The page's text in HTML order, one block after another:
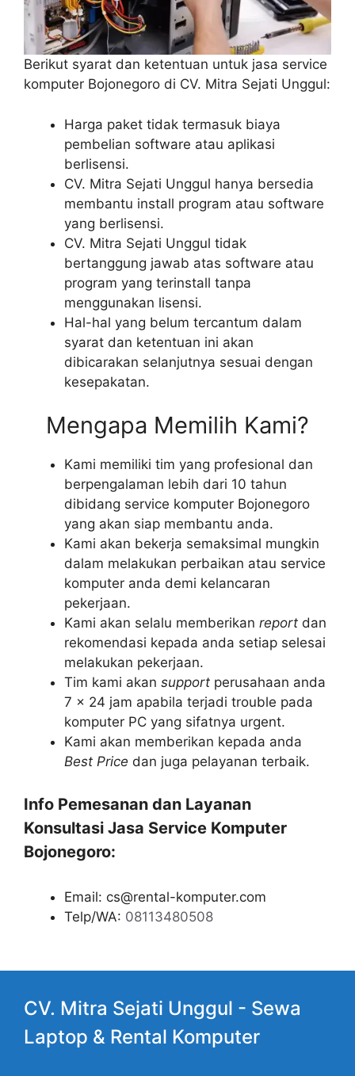
Berikut syarat dan ketentuan untuk jasa service
komputer Bojonegoro di CV. Mitra Sejati Unggul:
Harga paket tidak termasuk biaya
pembelian software atau aplikasi
berlisensi.
CV. Mitra Sejati Unggul hanya bersedia
membantu install program atau software
yang berlisensi.
CV. Mitra Sejati Unggul tidak
bertanggung jawab atas software atau
program yang terinstall tanpa
menggunakan lisensi.
Hal-hal yang belum tercantum dalam
syarat dan ketentuan ini akan
dibicarakan selanjutnya sesuai dengan
kesepakatan.
Mengapa Memilih Kami?
Kami memiliki tim yang profesional dan
berpengalaman lebih dari 10 tahun
dibidang service komputer Bojonegoro
yang akan siap membantu anda.
Kami akan bekerja semaksimal mungkin
dalam melakukan perbaikan atau service
komputer anda demi kelancaran
pekerjaan.
Kami akan selalu memberikan report dan
rekomendasi kepada anda setiap selesai
melakukan pekerjaan.
Tim kami akan support perusahaan anda
7 x 24 jam apabila terjadi trouble pada
komputer PC yang sifatnya urgent.
Kami akan memberikan kepada anda
Best Price dan juga pelayanan terbaik.
Info Pemesanan dan Layanan
Konsultasi Jasa Service Komputer
Bojonegoro:
Email: cs@rental-komputer.com
Telp/WA: 08113480508
CV. Mitra Sejati Unggul - Sewa
Laptop & Rental Komputer